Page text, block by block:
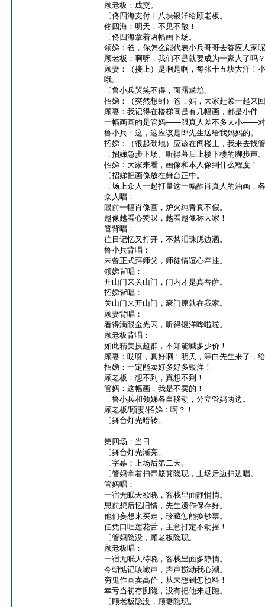
顾老板：成交。
〔佟四海支付十八块银洋给顾老板。
佟四海：明天，不见不散！
〔佟四海拿着两幅画下场。
领娣：爸，你怎么能代表小兵哥哥去答应人家
顾老板：啊呀，我们不是就要成为一家人了吗？
顾妻：（接上）是啊是啊，每张十五块大洋
哦。
〔鲁小兵哭笑不得，面露尴尬。
招娣：（突然想到）爸，妈，大家赶紧一起
顾妻：我记得在楼梯间是有几幅画，都是小
一幅画画的是管妈——跟真人差不多大小——对
鲁小兵：这，这应该是郎先生送给我妈妈的。
招娣：（很起劲地）应该在阁楼上，我来去找
〔招娣急步下场。听得幕后上楼下楼的脚步
招娣：大家来看，画像和本人像到什么程度！
〔招娣把画像放在舞台正中。
〔场上众人一起打量这一幅酷肖真人的油画，
众人唱：
眼前一幅肖像画，炉火纯青真不假。
越像越看心赞叹，越看越像称大家！
管背唱：
往日记忆又打开，不禁泪珠腮边洒。
鲁小兵背唱：
未曾正式拜师父，师徒情谊心牵挂。
领娣背唱：
开山门来关山门，门内才是真菩萨。
招娣背唱：
关山门来开山门，豪门原就在我家。
顾妻背唱：
看得满眼金光闪，听得银洋哗啦啦。
顾老板背唱：
如此精美技超群，不知能喊多少价！
顾妻：哎呀，真好啊！明天，等白先生来了，
招娣：一定能卖好多好多银洋！
顾老板：想不到，真想不到！
管妈：这幅画，我是不卖的！
〔鲁小兵和领娣各自移动，分立管妈两边。
顾老板/顾妻/招娣：啊？！
〔舞台灯光暗转。
第四场：当日
〔舞台灯光渐亮。
〔字幕：上场后第二天。
〔管妈拿着扫帚簸箕隐现，上场后边扫边唱。
管妈唱：
一宿无眠天欲晓，客栈里面静悄悄。
思前想后忆旧情，先生遗作保存好。
他们妄想来买走，珍藏怎能换钞票。
任凭口吐莲花舌，主意打定不动摇！
〔管妈隐没，顾老板隐现。
顾老板唱：
一宿无眠天待晓，客栈里面多静悄。
今朝惦记咳嗽声，声声搅动我心潮。
穷鬼作画卖高价，从未想到怎预料！
幸亏当初存恻隐，没有把他来赶跑。
〔顾老板隐没，顾妻隐现。